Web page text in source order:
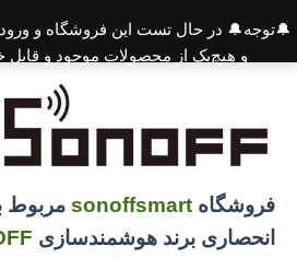
محتوا
فروشگاه sonoffsmart مربوط
انحصاری برند هوشمندسازی
🔔توجه🔔 در حال تست این فروشگاه و
و هیچ‌یک از محصولات موجود و قابل